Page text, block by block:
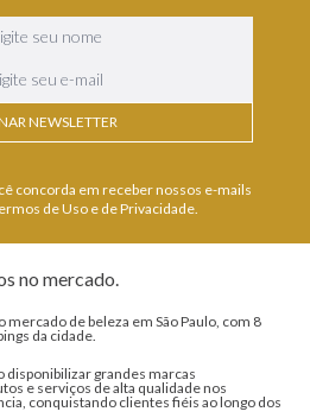
NEWSLETTER
concorda em receber nossos e-mails
de Uso e de Privacidade.
no mercado.
mercado de beleza em São Paulo, com 8
da cidade.
disponibilizar grandes marcas
e serviços de alta qualidade nos
conquistando clientes fiéis ao longo dos